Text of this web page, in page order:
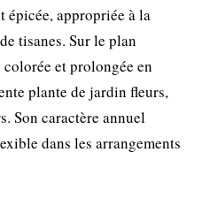
épicée, appropriée à la
tisanes. Sur le plan
et prolongée en
plante de jardin fleurs,
Son caractère annuel
dans les arrangements